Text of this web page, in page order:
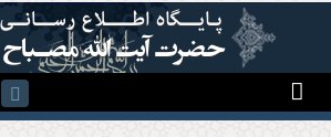
رفتن به محتوای اصلی